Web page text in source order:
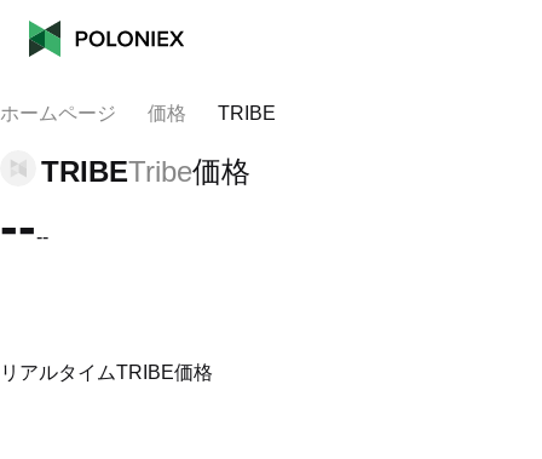
ホームページ 価格 TRIBE
TRIBETribe価格
----
リアルタイムTRIBE価格